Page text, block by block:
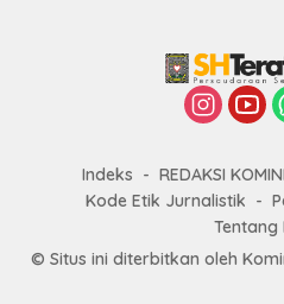
Indeks
REDAKSI
Kode Etik Jurnalistik
Tentang
© Situs ini diterbitkan oleh